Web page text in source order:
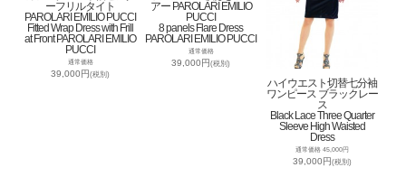
ーフリルタイト
PAROLARI EMILIO PUCCI
Fitted Wrap Dress with Frill
at Front PAROLARI EMILIO
PUCCI
通常価格
39,000円(税別)
アー PAROLARI EMILIO
PUCCI
8 panels Flare Dress
PAROLARI EMILIO PUCCI
通常価格
39,000円(税別)
ハイウエスト切替七分袖
ワンピース ブラックレー
ス
Black Lace Three Quarter
Sleeve High Waisted
Dress
通常価格 45,000円
39,000円(税別)